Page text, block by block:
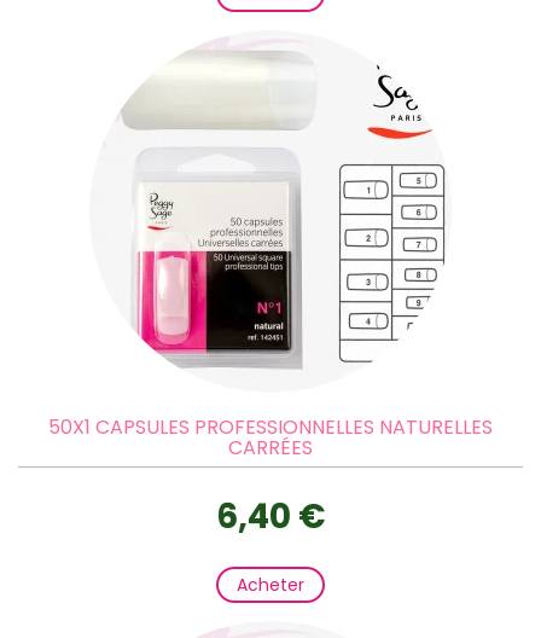
50X1 CAPSULES PROFESSIONNELLES NATURELLES
CARRÉES
6,40 €
Acheter